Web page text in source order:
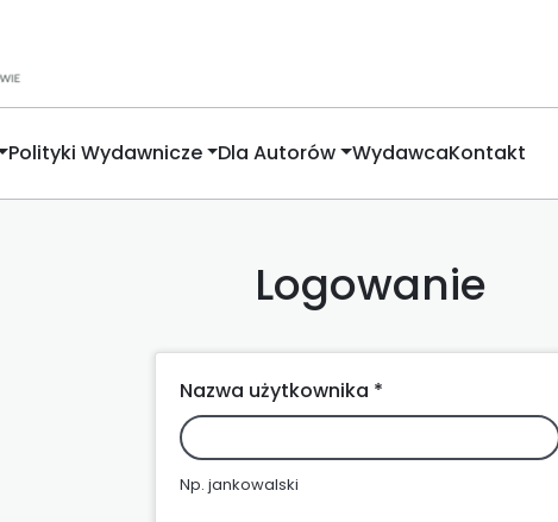
Polityki Wydawnicze Dla Autorów WydawcaKontakt
Logowanie
Nazwa użytkownika *
Np. jankowalski